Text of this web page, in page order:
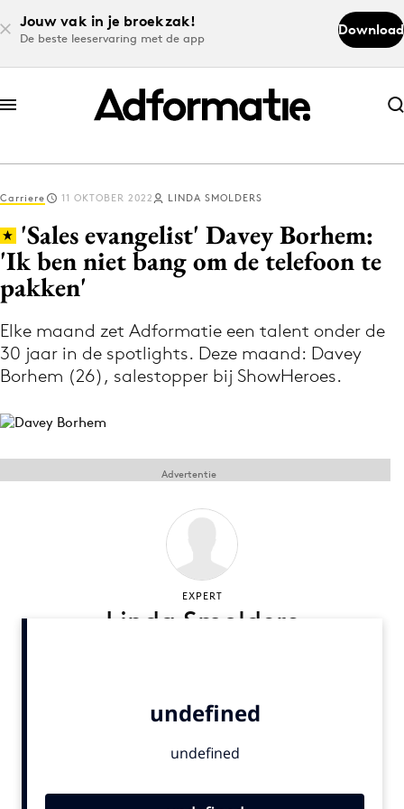
Jouw vak in je broekzak!
De beste leeservaring met de app
Download
Abonneer nu
Abonneer nu
Log in
Download de app
Volg het laatste nieuws via de Adformatie
Nieuws app
Menu
Events
Artificial Intelligence
Carriere 11 OKTOBER 2022 LINDA SMOLDERS
'Sales evangelist' Davey Borhem:
'Ik ben niet bang om de telefoon te
pakken'
Elke maand zet Adformatie een talent onder de
30 jaar in de spotlights. Deze maand: Davey
Borhem (26), salestopper bij ShowHeroes.
Advertentie
EXPERT
Linda Smolders